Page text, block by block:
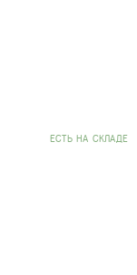
EСТЬ НА СКЛАДЕ